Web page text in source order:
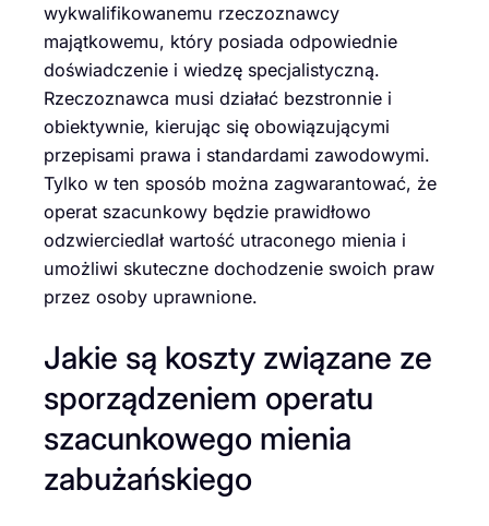
wykwalifikowanemu rzeczoznawcy
majątkowemu, który posiada odpowiednie
doświadczenie i wiedzę specjalistyczną.
Rzeczoznawca musi działać bezstronnie i
obiektywnie, kierując się obowiązującymi
przepisami prawa i standardami zawodowymi.
Tylko w ten sposób można zagwarantować, że
operat szacunkowy będzie prawidłowo
odzwierciedlał wartość utraconego mienia i
umożliwi skuteczne dochodzenie swoich praw
przez osoby uprawnione.
Jakie są koszty związane ze
sporządzeniem operatu
szacunkowego mienia
zabużańskiego